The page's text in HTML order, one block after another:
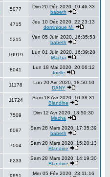
5077
Dim 20 Déc 2020, 19:46:33
babeth
4715
Jeu 10 Déc 2020, 22:23:13
dominique M.
5215
Ven 05 Juin 2020, 16:35:53
babeth
10919
Lun 01 Juin 2020, 16:39:28
Macha
8041
Lun 18 Mai 2020, 20:06:12
Joelle
11178
Lun 20 Avr 2020, 18:50:10
DANY
11724
Sam 18 Avr 2020, 10:38:31
Blandine
7509
Dim 12 Avr 2020, 13:50:30
Macha
6097
Sam 28 Mars 2020, 17:35:39
babeth
7004
Sam 28 Mars 2020, 15:20:13
Blandine
6233
Sam 28 Mars 2020, 14:19:30
Blandine
9851
Mer 05 Fév 2020, 23:11:16